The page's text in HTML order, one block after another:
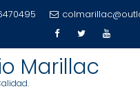
Marillac